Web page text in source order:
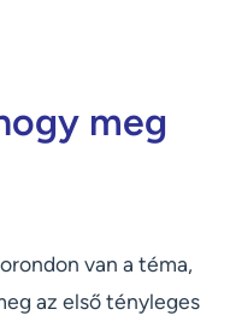
meg
van a téma,
az első tényleges